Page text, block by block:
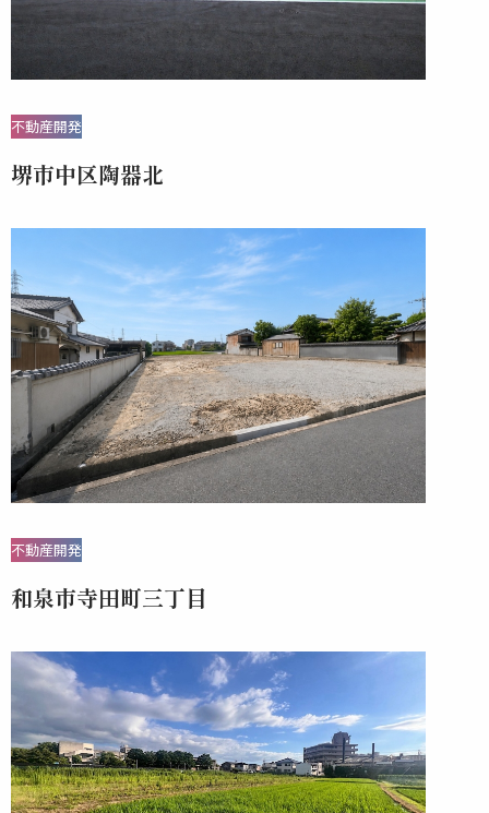
不動産開発
堺市中区陶器北
不動産開発
和泉市寺田町三丁目